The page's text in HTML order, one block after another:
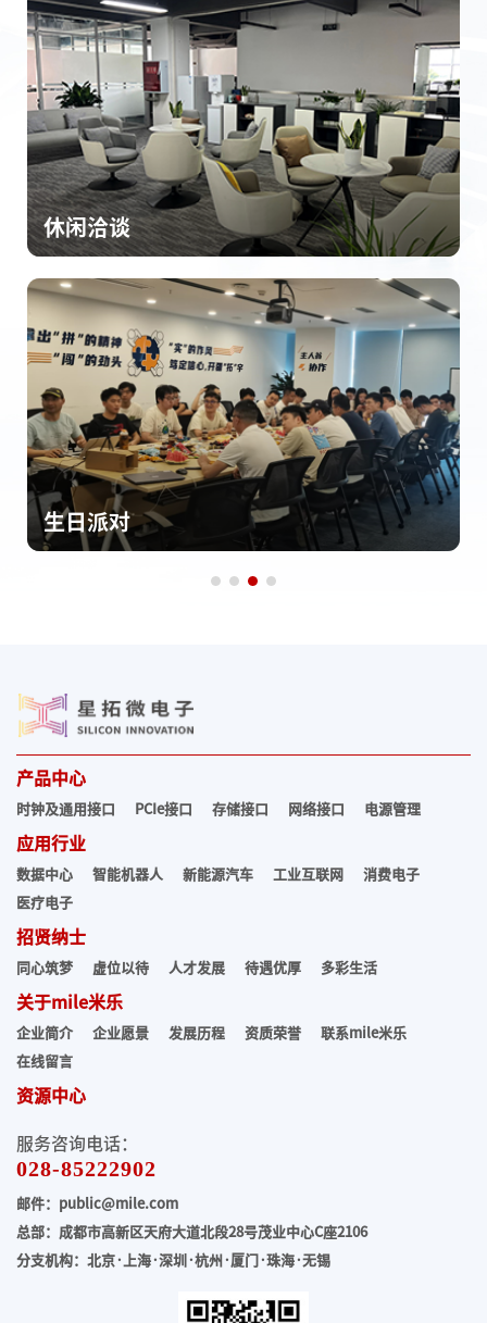
休闲洽谈
生日派对
产品中心
时钟及通用接口 PCIe接口 存储接口 网络接口 电源管理
应用行业
数据中心 智能机器人 新能源汽车 工业互联网
消费电子
医疗电子
招贤纳士
同心筑梦 虚位以待 人才发展 待遇优厚 多彩生活
关于mile米乐
企业简介 企业愿景 发展历程 资质荣誉
联系mile米乐
在线留言
资源中心
服务咨询电话：
028-85222902
邮件：public@mile.com
总部：成都市高新区天府大道北段28号茂业中心C座2106
分支机构：北京·上海·深圳·杭州·厦门·珠海·无锡